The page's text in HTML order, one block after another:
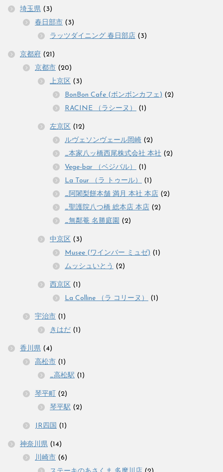
埼玉県 (3)
春日部市 (3)
ラッツダイニング 春日部店 (3)
京都府 (21)
京都市 (20)
上京区 (3)
BonBon Cafe (ボンボンカフェ) (2)
RACINE （ラシーヌ）
(1)
左京区 (12)
ルヴェソンヴェール岡崎 (2)
_本家八ッ橋西尾株式会社 本社 (2)
Vege-bar （ベジバル）
(1)
La Tour （ラ トゥール）
(1)
_阿闍梨餅本舗 満月 本社 本店 (2)
_聖護院八つ橋 総本店 本店 (2)
_無鄰菴 名勝庭園 (2)
中京区 (3)
Musee (ワインバー ミュゼ) (1)
ムッシュいとう (2)
西京区 (1)
La Colline （ラ コリーヌ）
(1)
宇治市 (1)
きはだ (1)
香川県 (4)
高松市 (1)
_高松駅 (1)
琴平町 (2)
琴平駅 (2)
JR四国 (1)
神奈川県 (14)
川崎市 (6)